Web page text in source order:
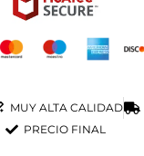
MUY ALTA CALIDAD
PRECIO FINAL